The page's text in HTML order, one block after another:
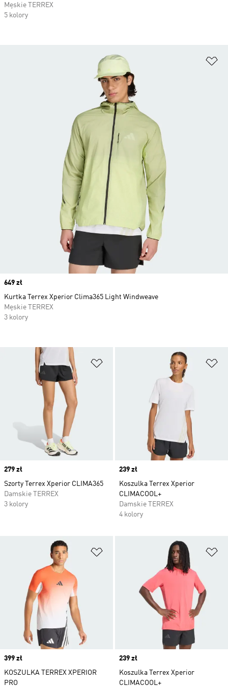
Męskie TERREX
5 kolory
Dodaj do listy życzeń
Price
279 zł
Szorty Terrex Xperior CLIMA365
Damskie TERREX
3 kolory
Price
239 zł
Koszulka Terrex Xperior
CLIMACOOL+
Damskie TERREX
4 kolory
Dodaj do listy życzeń
Price
399 zł
KOSZULKA TERREX XPERIOR
PRO
Price
239 zł
Koszulka Terrex Xperior
CLIMACOOL+
Price
649 zł
Kurtka Terrex Xperior Clima365 Light Windweave
Męskie TERREX
3 kolory